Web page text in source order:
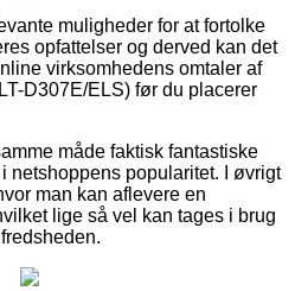
muligheder for at fortolke
opfattelser og derved kan det
virksomhedens omtaler af
D307E/ELS) før du placerer
måde faktisk fantastiske
netshoppens popularitet. I øvrigt
man kan aflevere en
lige så vel kan tages i brug